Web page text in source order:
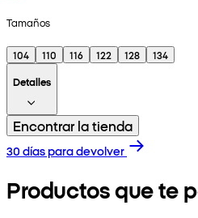
Tamaños
104 110 116 122 128
134
Detalles
Encontrar la tienda
30 días para devolver
Productos que te